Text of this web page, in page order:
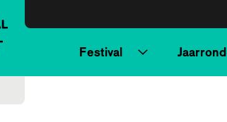
Festival Jaarrond